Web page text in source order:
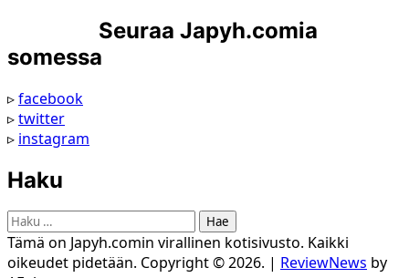
Seuraa Japyh.comia
somessa
▹facebook
▹twitter
▹ instagram
Haku
Haku:
Tämä on Japyh.comin virallinen kotisivusto. Kaikki
oikeudet pidetään. Copyright © 2026. | ReviewNews by